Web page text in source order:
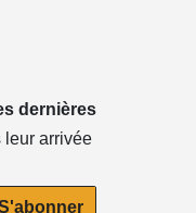
dernières
leur arrivée